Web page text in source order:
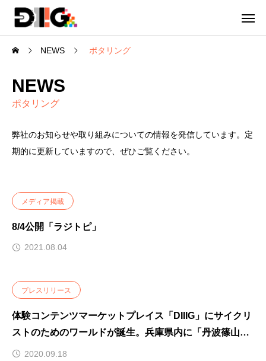
NEWS ポタリング
NEWS
ポタリング
弊社のお知らせや取り組みについての情報を発信しています。定
期的に更新していますので、ぜひご覧ください。
メディア掲載
8/4公開「ラジトピ」
2021.08.04
プレスリリース
体験コンテンツマーケットプレイス「DIIIG」にサイクリ
ストのためのワールドが誕生。兵庫県内に「丹波篠山サ
イクリングワールド」・「サイクリングチャレンジ神
2020.09.18